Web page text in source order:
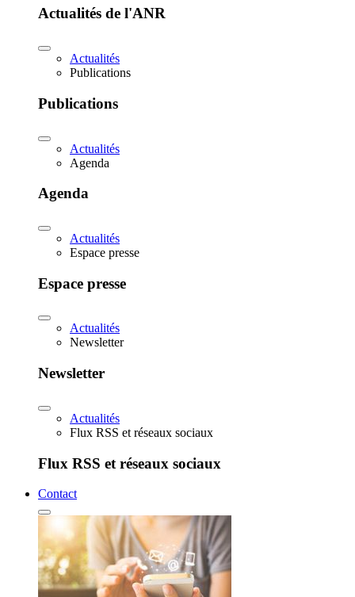
Actualités de l'ANR
Actualités
Publications
Publications
Actualités
Agenda
Agenda
Actualités
Espace presse
Espace presse
Actualités
Newsletter
Newsletter
Actualités
Flux RSS et réseaux sociaux
Flux RSS et réseaux sociaux
Contact